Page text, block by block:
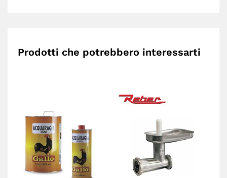
Prodotti che potrebbero interessarti